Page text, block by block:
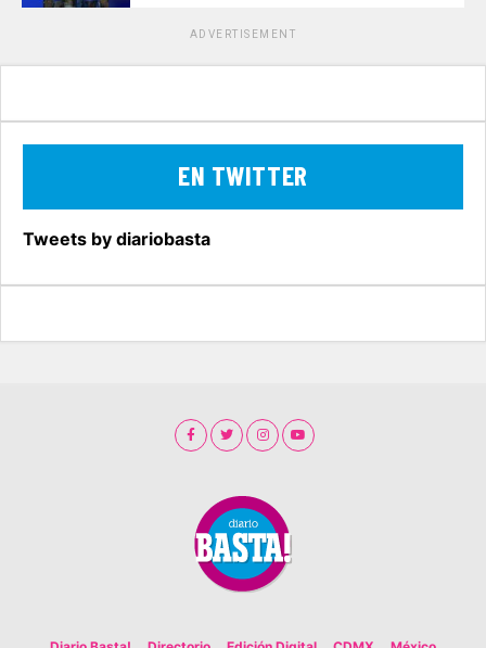
ADVERTISEMENT
EN TWITTER
Tweets by diariobasta